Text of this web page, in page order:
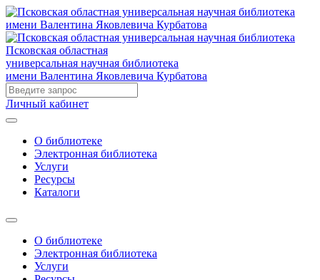
Псковская областная
универсальная научная библиотека
имени Валентина Яковлевича Курбатова
Личный кабинет
О библиотеке
Электронная библиотека
Услуги
Ресурсы
Каталоги
О библиотеке
Электронная библиотека
Услуги